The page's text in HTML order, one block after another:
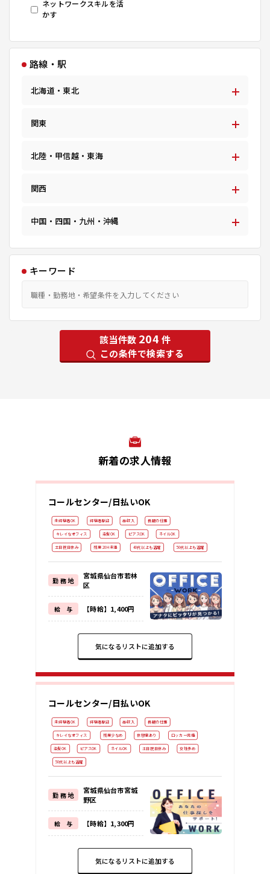
ネットワークスキルを活
かす
路線・駅
北海道・東北
関東
北陸・甲信越・東海
関西
中国・四国・九州・沖縄
キーワード
該当件数 204 件
この条件で検索する
新着の求人情報
コールセンター/日払いOK
未経験者OK 経験者歓迎 高収入 長期の仕事
キレイなオフィス 染髪OK ピアスOK ネイルOK
土日祝日休み 残業 20H未満 40代以上も活躍 50代以上も活躍
勤 務 地
宮城県仙台市若林
区
給 与 【時給】1,400円
気になるリストに追加する
コールセンター/日払いOK
未経験者OK 経験者歓迎 高収入 長期の仕事
キレイなオフィス 残業少なめ 休憩室あり ロッカー完備
染髪OK ピアスOK ネイルOK 土日祝日休み 女性多め
50代以上も活躍
勤 務 地
宮城県仙台市宮城
野区
給 与 【時給】1,300円
気になるリストに追加する